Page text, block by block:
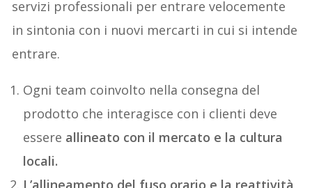
servizi professionali per entrare velocemente
in sintonia con i nuovi mercarti in cui si intende
entrare.
Ogni team coinvolto nella consegna del
prodotto che interagisce con i clienti deve
essere allineato con il mercato e la cultura
locali.
L’allineamento del fuso orario e la reattività